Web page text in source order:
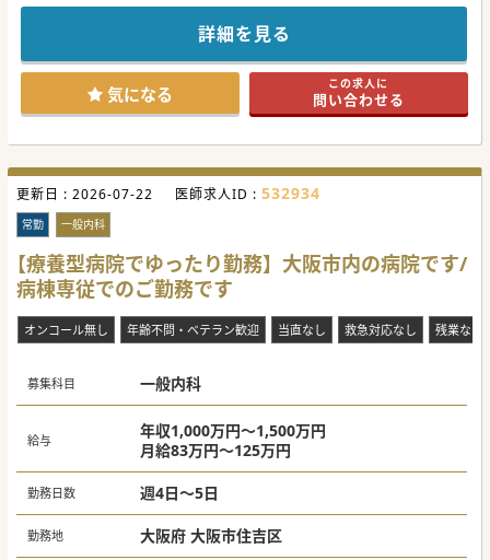
ーを募集しております。
当直やオンコールも無く、オンオフはっきりしたいドクター
にもオススメの求人です。
複数の常勤医が在籍しており、他科との連携もしっかりされ
ています♪
#秋入職可
詳細を見る
気になる この求人に
問い合わせる
更新日 : 2026-07-22 医師求人ID : 532934
常勤 一般内科
【療養型病院でゆったり勤務】大阪市内の病院です/
病棟専従でのご勤務です
オンコール無し 年齢不問・ベテラン歓迎 当直なし 救急対応なし 残業なし
募集科目 一般内科
給与
年収1,000万円～1,500万円
月給83万円～125万円
勤務日数 週4日～5日
勤務地 大阪府 大阪市住吉区